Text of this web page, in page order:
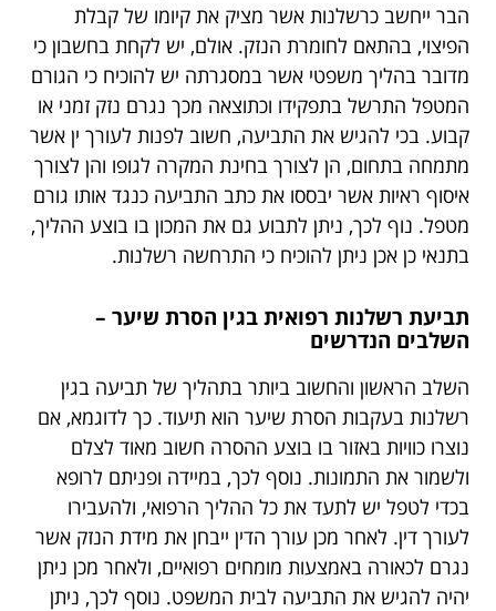
הבר ייחשב כרשלנות אשר מציק את קיומו של קבלת
הפיצוי, בהתאם לחומרת הנזק. אולם, יש לקחת בחשבון כי
מדובר בהליך משפטי אשר במסגרתה יש להוכיח כי הגורם
המטפל התרשל בתפקידו וכתוצאה מכך נגרם נזק זמני או
קבוע. בכי להגיש את התביעה, חשוב לפנות לעורך ין אשר
מתמחה בתחום, הן לצורך בחינת המקרה לגופו והן לצורך
איסוף ראיות אשר יבססו את כתב התביעה כנגד אותו גורם
מטפל. נוף לכך, ניתן לתבוע גם את המכון בו בוצע ההליך,
בתנאי כן אכן ניתן להוכיח כי התרחשה רשלנות.
תביעת רשלנות רפואית בגין הסרת שיער –
השלבים הנדרשים
השלב הראשון והחשוב ביותר בתהליך של תביעה בגין
רשלנות בעקבות הסרת שיער הוא תיעוד. כך לדוגמא, אם
נוצרו כוויות באזור בו בוצע ההסרה חשוב מאוד לצלם
ולשמור את התמונות. נוסף לכך, במיידה ופניתם לרופא
בכדי לטפל יש לתעד את כל ההליך הרפואי, ולהעבירו
לעורך דין. לאחר מכן עורך הדין ייבחן את מידת הנזק אשר
נגרם לכאורה באמצעות מומחים רפואיים, ולאחר מכן ניתן
יהיה להגיש את התביעה לבית המשפט. נוסף לכך, ניתן